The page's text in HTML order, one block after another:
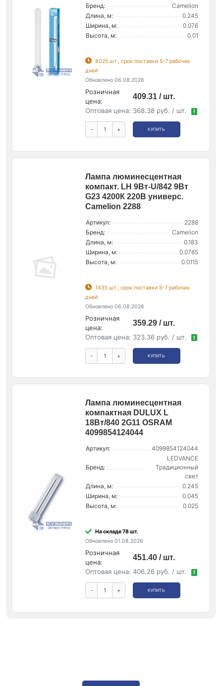
Бренд:
Camelion
Длина, м:
0.245
Ширина, м:
0.076
Высота, м:
0.01
8025 шт., срок поставки 5-7 рабочих
дней
Обновлено 06.08.2026
Розничная
цена:
409.31 / шт.
Оптовая цена: 368.38 руб. / шт. !
- + КУПИТЬ
Лампа люминесцентная
компакт. LH 9Вт-U/842 9Вт
G23 4200К 220В универс.
Camelion 2288
Артикул:
2288
Бренд:
Camelion
Длина, м:
0.183
Ширина, м:
0.0765
Высота, м:
0.0115
1435 шт., срок поставки 5-7 рабочих
дней
Обновлено 06.08.2026
Розничная
цена:
359.29 / шт.
Оптовая цена: 323.36 руб. / шт. !
- + КУПИТЬ
Лампа люминесцентная
компактная DULUX L
18Вт/840 2G11 OSRAM
4099854124044
Артикул: 4099854124044
Бренд:
LEDVANCE
Традиционный
свет
Длина, м:
0.245
Ширина, м:
0.045
Высота, м:
0.025
На складе 78 шт.
Обновлено 01.08.2026
Розничная
цена:
451.40 / шт.
Оптовая цена: 406.26 руб. / шт. !
- + КУПИТЬ